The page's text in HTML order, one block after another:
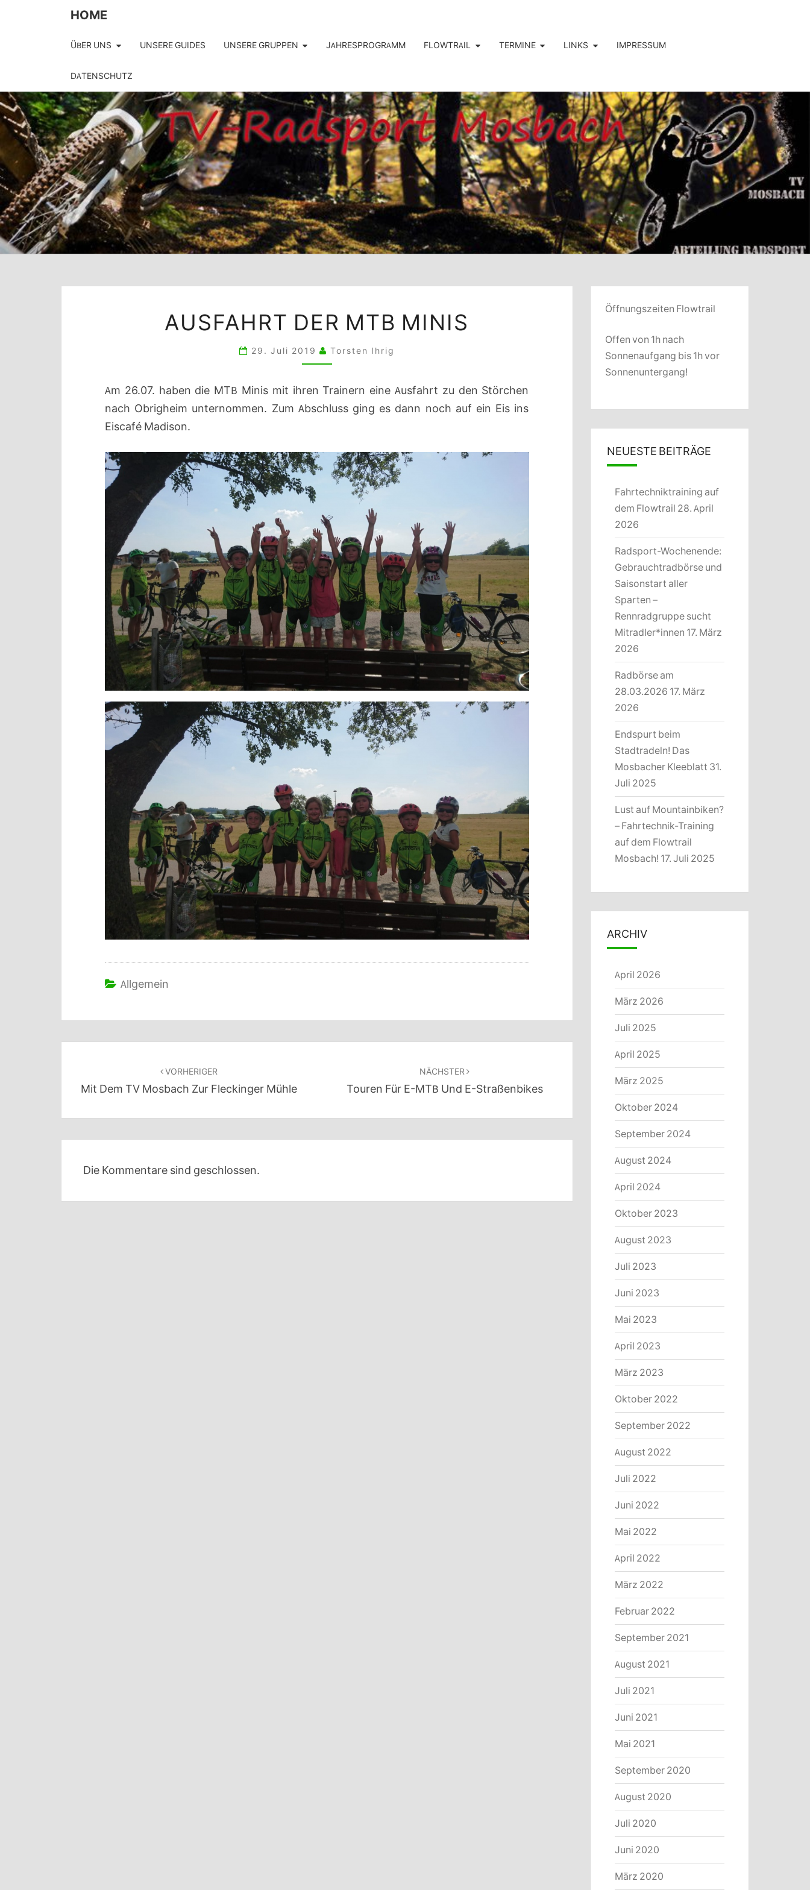
HOME
ÜBER UNS UNSERE GUIDES UNSERE GRUPPEN JAHRESPROGRAMM FLOWTRAIL TERMINE LINKS IMPRESSUM
DATENSCHUTZ
HOME
DER
AUSFAHRT DER MTB MINIS
29. Juli 2019 Torsten Ihrig
Am 26.07. haben die MTB Minis mit ihren Trainern eine Ausfahrt zu den Störchen
nach Obrigheim unternommen. Zum Abschluss ging es dann noch auf ein Eis ins
Eiscafé Madison.
Allgemein
VORHERIGER
Mit Dem TV Mosbach Zur Fleckinger Mühle
NÄCHSTER
Touren Für E-MTB Und E-Straßenbikes
Die Kommentare sind geschlossen.
Öffnungszeiten Flowtrail
Offen von 1h nach
Sonnenaufgang bis 1h vor
Sonnenuntergang!
NEUESTE BEITRÄGE
Fahrtechniktraining auf
dem Flowtrail 28. April
2026
Radsport-Wochenende:
Gebrauchtradbörse und
Saisonstart aller
Sparten –
Rennradgruppe sucht
Mitradler*innen 17. März
2026
Radbörse am
28.03.2026 17. März
2026
Endspurt beim
Stadtradeln! Das
Mosbacher Kleeblatt 31.
Juli 2025
Lust auf Mountainbiken?
– Fahrtechnik-Training
auf dem Flowtrail
Mosbach! 17. Juli 2025
ARCHIV
April 2026
März 2026
Juli 2025
April 2025
März 2025
Oktober 2024
September 2024
August 2024
April 2024
Oktober 2023
August 2023
Juli 2023
Juni 2023
Mai 2023
April 2023
März 2023
Oktober 2022
September 2022
August 2022
Juli 2022
Juni 2022
Mai 2022
April 2022
März 2022
Februar 2022
September 2021
August 2021
Juli 2021
Juni 2021
Mai 2021
September 2020
August 2020
Juli 2020
Juni 2020
März 2020